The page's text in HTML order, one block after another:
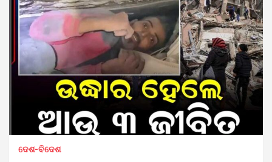
ଦେଶ-ବିଦେଶ